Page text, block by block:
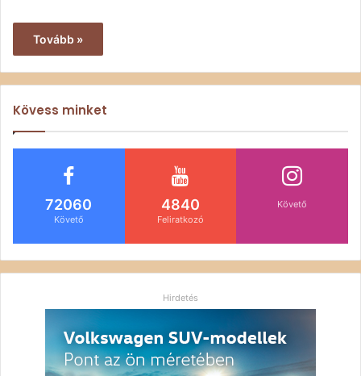
Tovább »
Kövess minket
72060
Követő
4840
Feliratkozó
Követő
Hirdetés